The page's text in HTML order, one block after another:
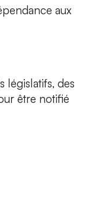
aux
législatifs, des
être notifié